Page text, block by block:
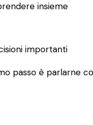
insieme
importanti
passo è parlarne